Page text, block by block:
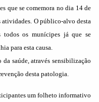
que se comemora no dia 14 de
atividades. O público-alvo desta
todos os munícipes já que se
para esta causa.
saúde, através sensibilização
desta patologia.
um folheto informativo